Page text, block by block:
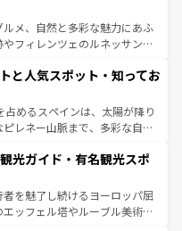
メ、自然と多彩な魅力にあふ
やフィレンツェのルネッサンス
園風景やアマルフィ海岸の絶
い。観光の合間には、本場の
タリア料理を堪能することも
るまで、すべての瞬間を楽し
はコンテンツ一覧を参照してほ
と人気スポット・知ってお
めるスペインは、太陽が降り
レネー山脈まで、多彩な自然
熱的なフラメンコ、熱気あふ
パスが生活の一部となってい
れた雰囲気や、バルセロナの
方では古代ローマ遺跡や中世
光ガイド・有名観光スポ
を魅了し続けるヨーロッパ屈
ッフェル塔やルーブル美術館